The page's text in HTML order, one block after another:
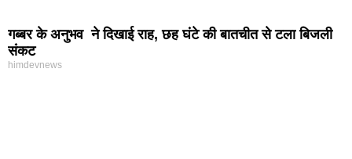
गब्बर के अनुभव ने दिखाई राह, छह घंटे की बातचीत से टला बिजली
संकट
himdevnews